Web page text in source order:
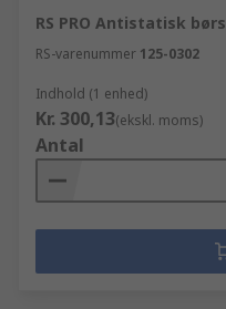
RS PRO Antistatisk
RS-varenummer 125-0302
Indhold (1 enhed)
Kr. 300,13(ekskl. moms)
Antal